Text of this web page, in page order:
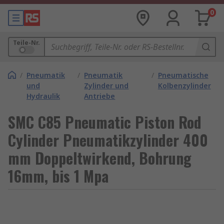
0
Teile-Nr.
/ Pneumatik
und
Hydraulik
/ Pneumatik
Zylinder und
Antriebe
/ Pneumatische
Kolbenzylinder
SMC C85 Pneumatic Piston Rod
Cylinder Pneumatikzylinder 400
mm Doppeltwirkend, Bohrung
16mm, bis 1 Mpa